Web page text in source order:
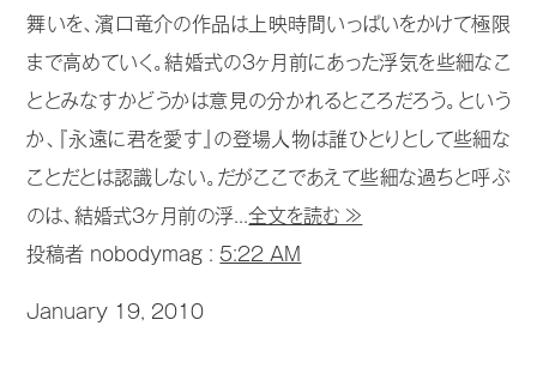
舞いを、濱口竜介の作品は上映時間いっぱいをかけて極限
まで高めていく。結婚式の3ヶ月前にあった浮気を些細なこ
ととみなすかどうかは意見の分かれるところだろう。という
か、『永遠に君を愛す』の登場人物は誰ひとりとして些細な
ことだとは認識しない。だがここであえて些細な過ちと呼ぶ
のは、結婚式3ヶ月前の浮...全文を読む ≫
投稿者 nobodymag : 5:22 AM
January 19, 2010